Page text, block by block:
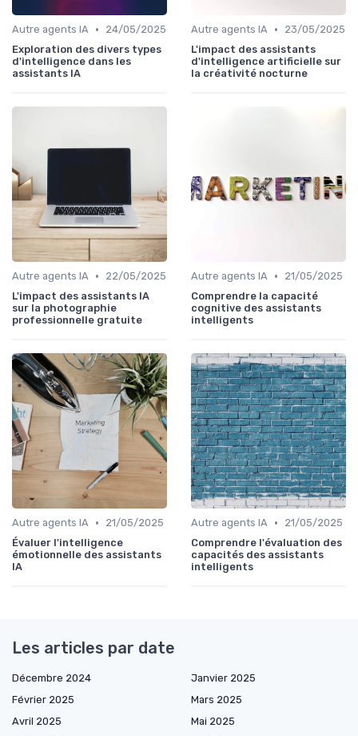
Autre agents IA •
24/05/2025
Exploration des divers types
d'intelligence dans les
assistants IA
Autre agents IA •
23/05/2025
L'impact des assistants
d'intelligence artificielle sur
la créativité nocturne
Autre agents IA •
22/05/2025
L'impact des assistants IA
sur la photographie
professionnelle gratuite
Autre agents IA •
21/05/2025
Comprendre la capacité
cognitive des assistants
intelligents
Autre agents IA •
21/05/2025
Évaluer l'intelligence
émotionnelle des assistants
IA
Autre agents IA •
21/05/2025
Comprendre l'évaluation des
capacités des assistants
intelligents
Les articles par date
Décembre 2024
Janvier 2025
Février 2025
Mars 2025
Avril 2025
Mai 2025